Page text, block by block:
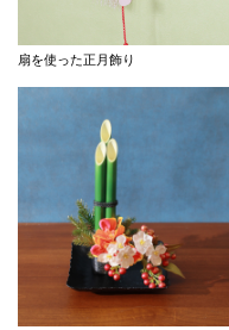
扇を使った正月飾り